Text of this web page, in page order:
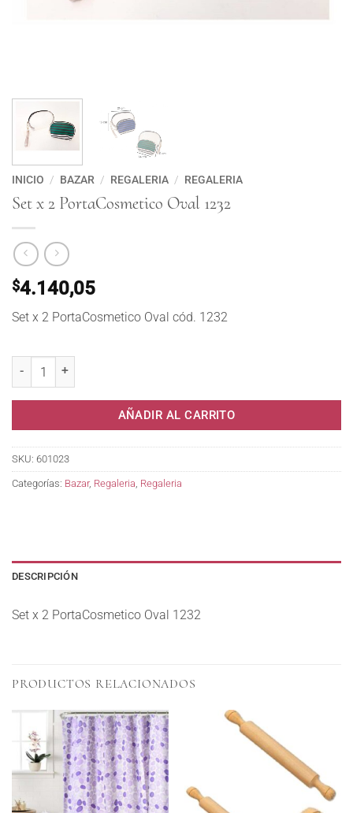
INICIO / BAZAR / REGALERIA / REGALERIA
Set x 2 PortaCosmetico Oval 1232
$4.140,05
Set x 2 PortaCosmetico Oval cód. 1232
AÑADIR AL CARRITO
SKU: 601023
Categorías: Bazar, Regaleria Regaleria
DESCRIPCIÓN
Set x 2 PortaCosmetico Oval 1232
PRODUCTOS RELACIONADOS